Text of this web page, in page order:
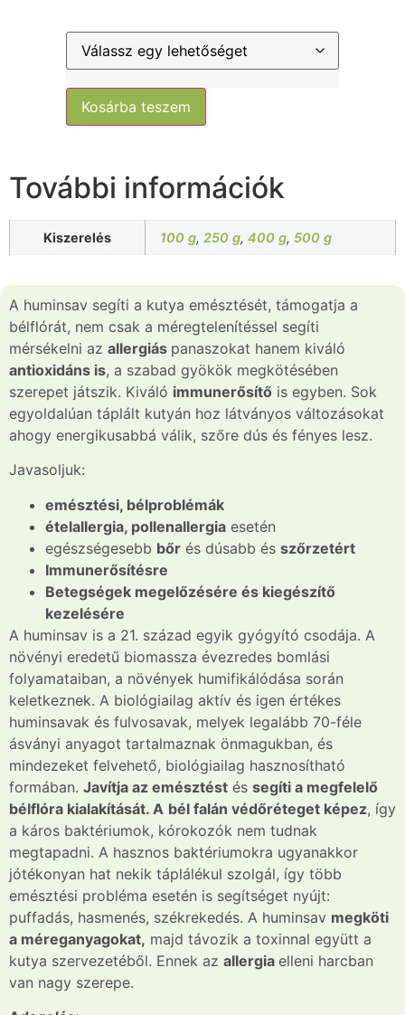
Kosárba teszem
További információk
Kiszerelés 100 g, 250 g, 400 g, 500 g
A huminsav segíti a kutya emésztését, támogatja a
bélflórát, nem csak a méregtelenítéssel segíti
mérsékelni az allergiás panaszokat hanem kiváló
antioxidáns is, a szabad gyökök megkötésében
szerepet játszik. Kiváló immunerősítő is egyben. Sok
egyoldalúan táplált kutyán hoz látványos változásokat
ahogy energikusabbá válik, szőre dús és fényes lesz.
Javasoljuk:
emésztési, bélproblémák
ételallergia, pollenallergia esetén
egészségesebb bőr és dúsabb és szőrzetért
Immunerősítésre
Betegségek megelőzésére és kiegészítő
kezelésére
A huminsav is a 21. század egyik gyógyító csodája. A
növényi eredetű biomassza évezredes bomlási
folyamataiban, a növények humifikálódása során
keletkeznek. A biológiailag aktív és igen értékes
huminsavak és fulvosavak, melyek legalább 70-féle
ásványi anyagot tartalmaznak önmagukban, és
mindezeket felvehető, biológiailag hasznosítható
formában. Javítja az emésztést és segíti a megfelelő
bélflóra kialakítását. A bél falán védőréteget képez, így
a káros baktériumok, kórokozók nem tudnak
megtapadni. A hasznos baktériumokra ugyanakkor
jótékonyan hat nekik táplálékul szolgál, így több
emésztési probléma esetén is segítséget nyújt:
puffadás, hasmenés, székrekedés. A huminsav megköti
a méreganyagokat, majd távozik a toxinnal együtt a
kutya szervezetéből. Ennek az allergia elleni harcban
van nagy szerepe.